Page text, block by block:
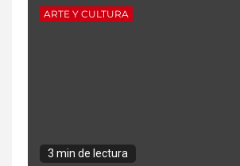
ARTE Y CULTURA
3 min de lectura